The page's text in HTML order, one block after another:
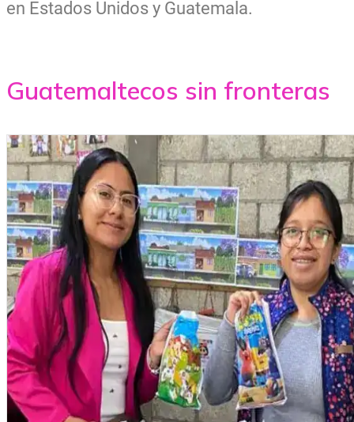
en Estados Unidos y Guatemala.
Guatemaltecos sin fronteras